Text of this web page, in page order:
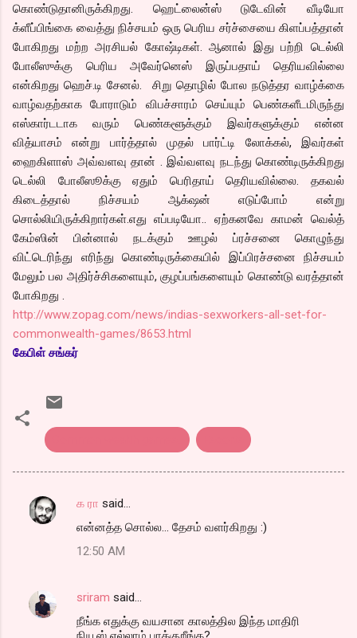
கொண்டுதானிருக்கிறது. ஹெட்லைன்ஸ் டுடேவின் வீடியோ
க்ளீப்பிங்கை வைத்து நிச்சயம் ஒரு பெரிய சர்ச்சையை கிளப்பத்தான்
போகிறது மற்ற அரசியல் கோஷ்டிகள். ஆனால் இது பற்றி டெல்லி
போலீஸுக்கு பெரிய அவேர்னெஸ் இருப்பதாய் தெரியவில்லை
என்கிறது ஹெச்.டி சேனல். சிறு தொழில் போல நடுத்தர வாழ்க்கை
வாழ்வதற்காக போராடும் விபச்சாரம் செய்யும் பெண்களீடமிருந்து
எஸ்கார்டடாக வரும் பெண்களூக்கும் இவர்களுக்கும் என்ன
வித்யாசம் என்று பார்த்தால் முதல் பார்ட்டி லோக்கல், இவர்கள்
ஹைகிளாஸ் அவ்வளவு தான் . இவ்வளவு நடந்து கொண்டிருக்கிறது
டெல்லி போலீஸூக்கு ஏதும் பெரிதாய் தெரியவில்லை. தகவல்
கிடைத்தால் நிச்சயம் ஆக்‌ஷன் எடுப்போம் என்று
சொல்லியிருக்கிறார்கள்.எது எப்படியோ.. ஏற்கனவே காமன் வெல்த்
கேம்ஸின் பின்னால் நடக்கும் ஊழல் ப்ரச்சனை கொழுந்து
விட்டெரிந்து எரிந்து கொண்டிருக்கையில் இப்பிரச்சனை நிச்சயம்
மேலும் பல அதிர்ச்சிகளையும், குழப்பங்களையும் கொண்டு வரத்தான்
போகிறது .
http://www.zopag.com/news/indias-sexworkers-all-set-for-
commonwealth-games/8653.html
கேபிள் சங்கர்
C
e
க ரா said…
என்னத்த சொல்ல... தேசம் வளர்கிறது :)
12:50 AM
sriram said…
நீங்க எதுக்கு வயசான காலத்தில இந்த மாதிரி